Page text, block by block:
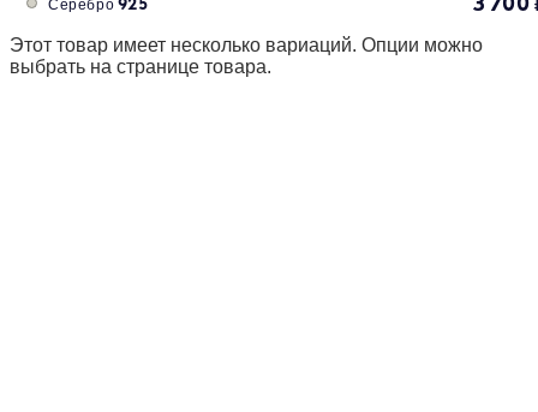
Этот товар имеет несколько вариаций. Опции можно
выбрать на странице товара.